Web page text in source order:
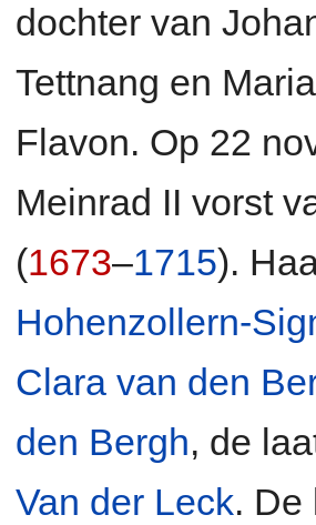
dochter van
Tettnang en
Flavon. Op 22
Meinrad II vorst
(1673–1715).
Hohenzollern-
Clara van den
den Bergh, de
Van der Leck. De